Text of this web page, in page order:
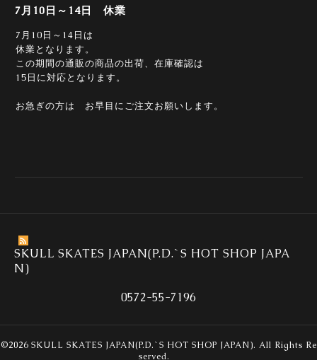
7月10日～14日 休業
7月10日～14日は
休業となります。
この期間の通販の商品の出荷、在庫確認は
15日に対応となります。
お急ぎの方は お早目にご注文お願いします。
SKULL SKATES JAPAN(P.D.`S HOT SHOP JAPA
N)
0572-55-7196
©2026 SKULL SKATES JAPAN(P.D.`S HOT SHOP JAPAN). All Rights Re
served.